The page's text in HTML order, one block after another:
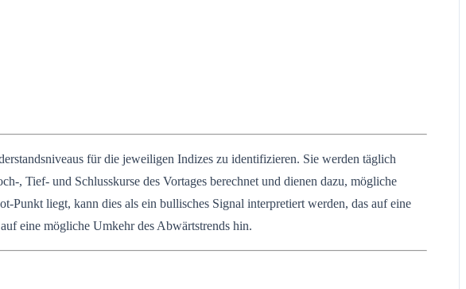
für die jeweiligen Indizes zu identifizieren. Sie werden täglich
, Tief- und Schlusskurse des Vortages berechnet und dienen dazu, mögliche
liegt, kann dies als ein bullisches Signal interpretiert werden, das auf eine
eine mögliche Umkehr des Abwärtstrends hin.